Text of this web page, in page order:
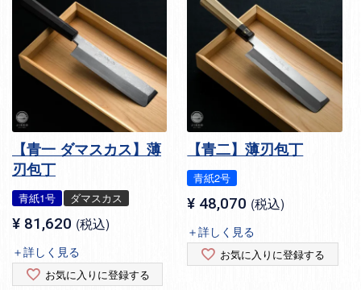
【青一 ダマスカス】薄
刃包丁
青紙1号 ダマスカス
¥ 81,620 税込
＋詳しく見る
お気に入りに登録する
【青二】薄刃包丁
青紙2号
¥ 48,070 税込
＋詳しく見る
お気に入りに登録する